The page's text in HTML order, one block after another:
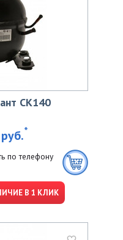
CK140
*
по телефону
В 1 КЛИК